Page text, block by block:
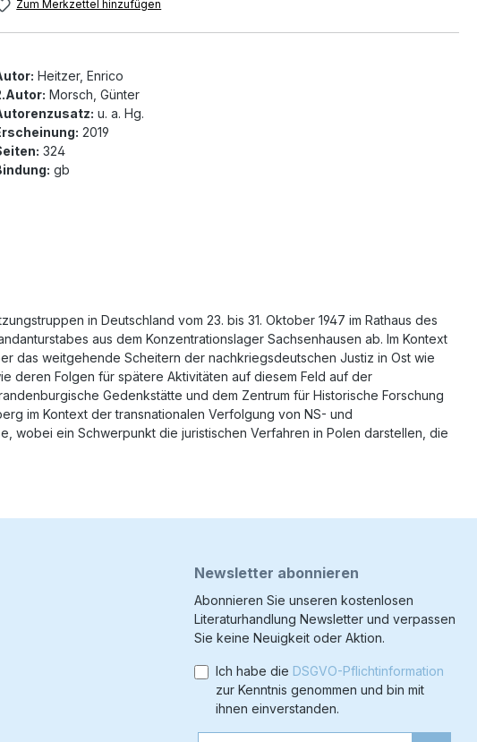
Zum Merkzettel hinzufügen
Heitzer, Enrico
Morsch, Günter
u. a. Hg.
2019
324
gb
in Deutschland vom 23. bis 31. Oktober 1947 im Rathaus des
aus dem Konzentrationslager Sachsenhausen ab. Im Kontext
das weitgehende Scheitern der nachkriegsdeutschen Justiz in Ost wie
deren Folgen für spätere Aktivitäten auf diesem Feld auf der
Gedenkstätte und dem Zentrum für Historische Forschung
im Kontext der transnationalen Verfolgung von NS- und
wobei ein Schwerpunkt die juristischen Verfahren in Polen darstellen, die
Newsletter abonnieren
Abonnieren Sie unseren kostenlosen
Literaturhandlung Newsletter und verpassen
Sie keine Neuigkeit oder Aktion.
Ich habe die DSGVO-Pflichtinformation
zur Kenntnis genommen und bin mit
ihnen einverstanden.